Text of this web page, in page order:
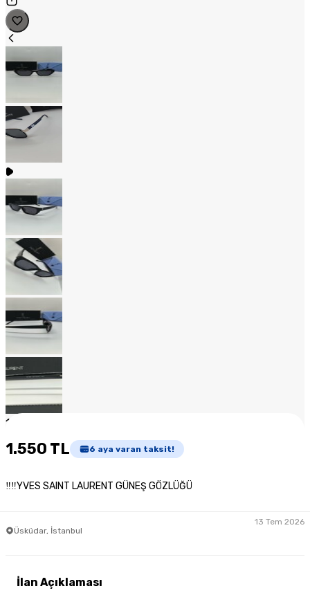
1
1.550 TL 6 aya varan taksit!
‼‼YVES SAINT LAURENT GÜNEŞ GÖZLÜĞÜ
Üsküdar, İstanbul
13 Tem 2026
İlan Açıklaması